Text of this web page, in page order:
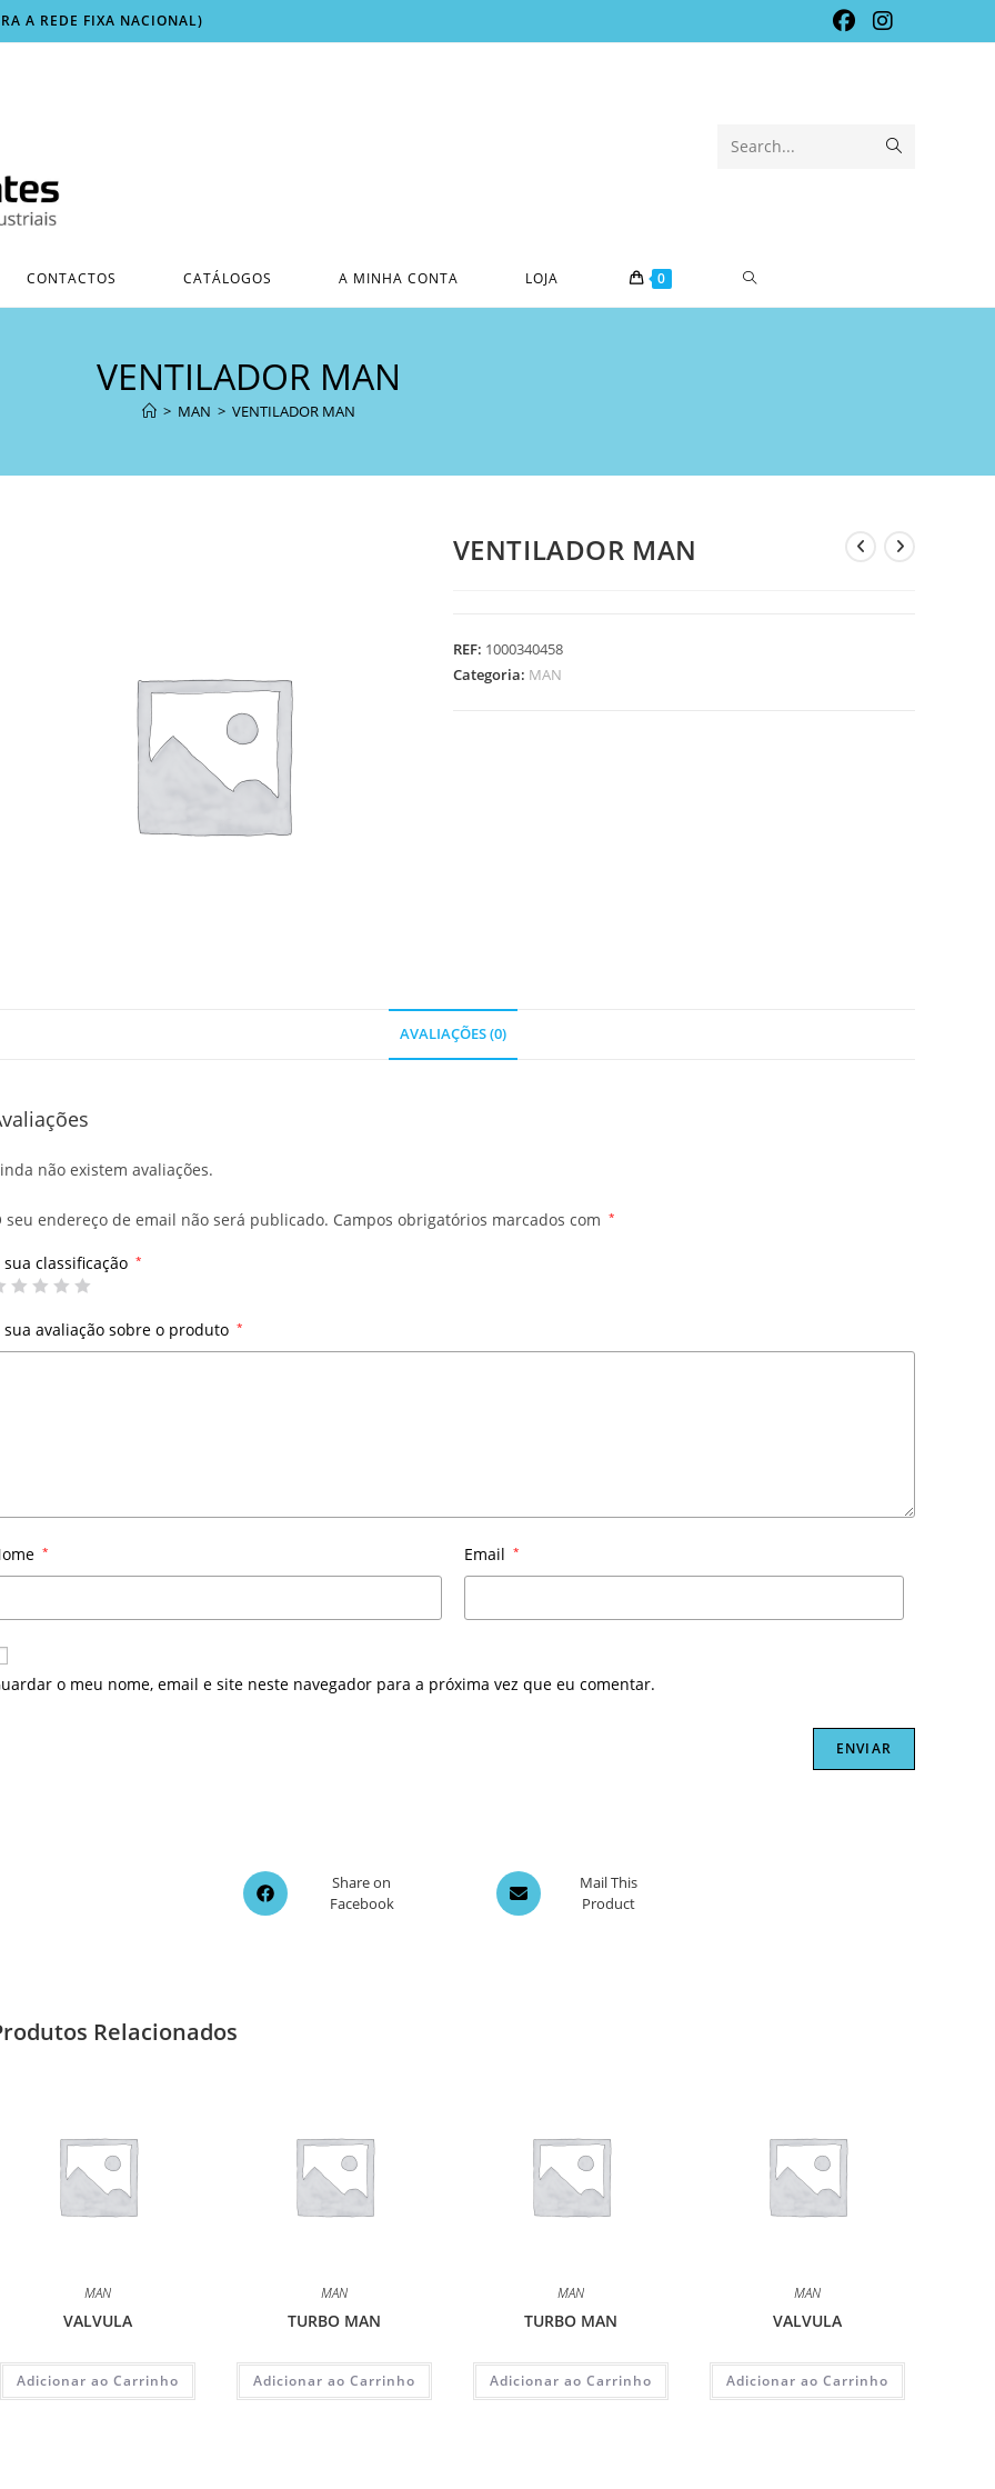
A REDE FIXA NACIONAL)
Search...
CONTACTOS CATÁLOGOS A MINHA CONTA LOJA 0 TOGGLE
VENTILADOR MAN
> MAN > VENTILADOR MAN
VENTILADOR MAN
REF: 1000340458
Categoria: MAN
AVALIAÇÕES (0)
não existem avaliações.
seu endereço de email não será publicado. Campos obrigatórios marcados com *
sua classificação *
sua avaliação sobre o produto *
* Email *
o meu nome, email e site neste navegador para a próxima vez que eu comentar.
Opens
in
Share on
Facebook
Opens
in
Mail This
Product
Relacionados
MAN
VALVULA
Adicionar ao Carrinho
MAN
TURBO MAN
Adicionar ao Carrinho
MAN
TURBO MAN
Adicionar ao Carrinho
MAN
VALVULA
Adicionar ao Carrinho